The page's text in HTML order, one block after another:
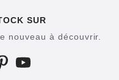
SUR
nouveau à découvrir.